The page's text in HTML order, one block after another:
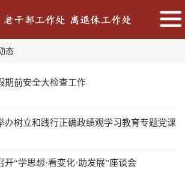
态
期前安全大检查工作
办树立和践行正确政绩观学习教育专题党课
“学思想·看变化·助发展”座谈会